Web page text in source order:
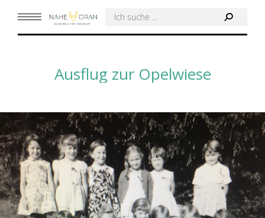
Search:
Ausflug zur Opelwiese